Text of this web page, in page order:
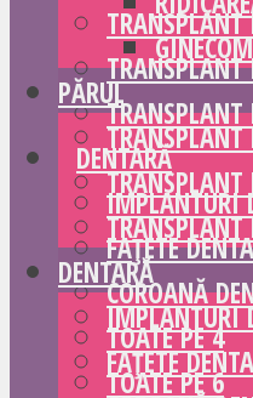
TRANSPLANT
TRANSPLANT
TRANSPLANT
DENTARĂ
IMPLANTURI
FAȚETE
COROANĂ
TOATE PE 4
TOATE PE 6
PĂRUL
TRANSPLANT
TRANSPLANT
TRANSPLANT
DENTARĂ
IMPLANTURI
FAȚETE